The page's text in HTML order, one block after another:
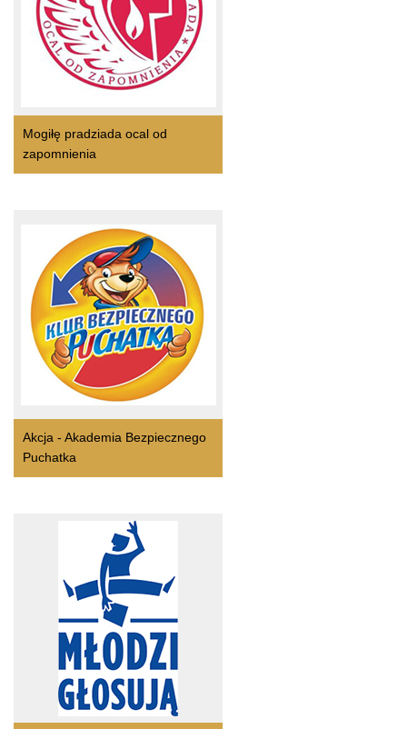
Mogiłę pradziada ocal od
zapomnienia
Akcja - Akademia Bezpiecznego
Puchatka